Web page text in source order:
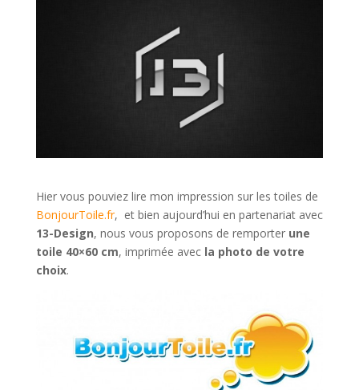
Hier vous pouviez lire mon impression sur les toiles de
BonjourToile.fr, et bien aujourd’hui en partenariat avec
13-Design, nous vous proposons de remporter une
toile 40×60 cm, imprimée avec la photo de votre
choix.